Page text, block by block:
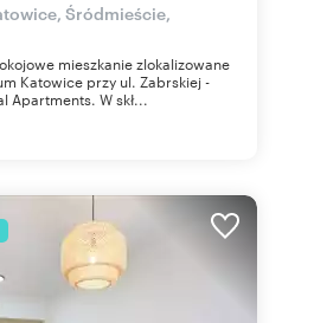
Śródmieście,
mieszkanie zlokalizowane
Katowice przy ul. Zabrskiej -
Apartments. W skł...